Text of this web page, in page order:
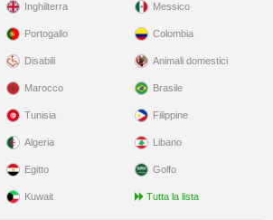
Inghilterra
Portogallo
Disabili
Messico
Colombia
Animali domestici
Marocco
Tunisia
Algeria
Egitto
Kuwait
Brasile
Filippine
Libano
Golfo
Tutta la lista